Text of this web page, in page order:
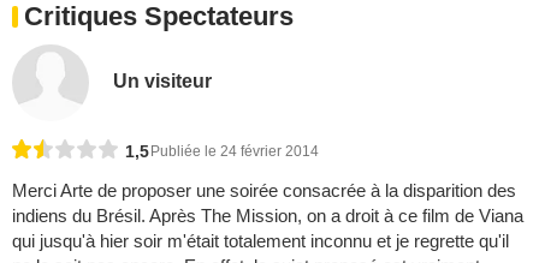
Critiques Spectateurs
Un visiteur
1,5 Publiée le 24 février 2014
Merci Arte de proposer une soirée consacrée à la disparition des
indiens du Brésil. Après The Mission, on a droit à ce film de Viana
qui jusqu'à hier soir m'était totalement inconnu et je regrette qu'il